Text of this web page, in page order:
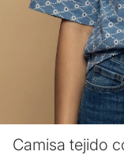
Camisa tejido